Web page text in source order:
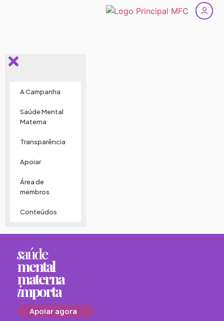
A Campanha
Saúde Mental
Materna
Transparência
Apoiar
Área de
membros
Conteúdos
saúde
mental
materna
importa
Apoiar agora